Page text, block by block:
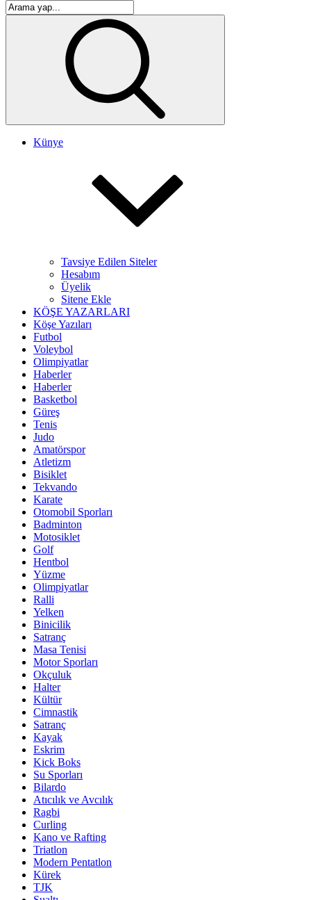
Künye
Tavsiye Edilen Siteler
Hesabım
Üyelik
Sitene Ekle
KÖŞE YAZARLARI
Köşe Yazıları
Futbol
Voleybol
Olimpiyatlar
Haberler
Haberler
Basketbol
Güreş
Tenis
Judo
Amatörspor
Atletizm
Bisiklet
Tekvando
Karate
Otomobil Sporları
Badminton
Motosiklet
Golf
Hentbol
Yüzme
Olimpiyatlar
Ralli
Yelken
Binicilik
Satranç
Masa Tenisi
Motor Sporları
Okçuluk
Halter
Kültür
Cimnastik
Satranç
Kayak
Eskrim
Kick Boks
Su Sporları
Bilardo
Atıcılık ve Avcılık
Ragbi
Curling
Kano ve Rafting
Triatlon
Modern Pentatlon
Kürek
TJK